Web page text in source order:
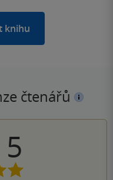
knihu
čtenářů
5